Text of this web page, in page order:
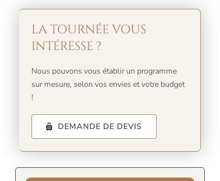
LA TOURNÉE VOUS
INTÉRESSE ?
Nous pouvons vous établir un programme
sur mesure, selon vos envies et votre budget
!
DEMANDE DE DEVIS